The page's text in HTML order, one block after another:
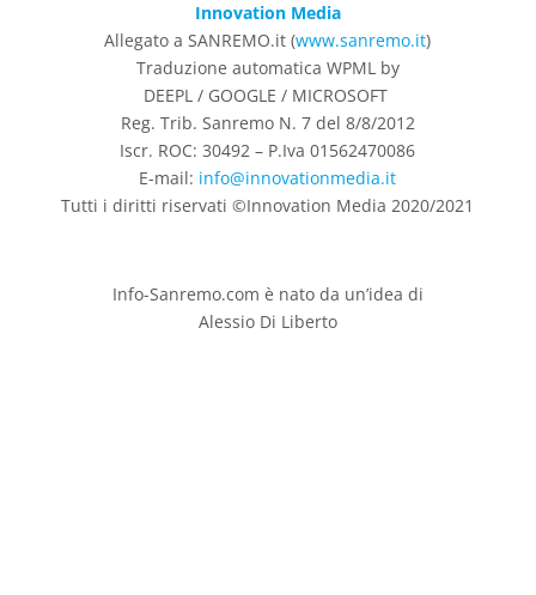
Innovation Media
Allegato a SANREMO.it (www.sanremo.it)
Traduzione automatica WPML by
DEEPL / GOOGLE / MICROSOFT
Reg. Trib. Sanremo N. 7 del 8/8/2012
Iscr. ROC: 30492 – P.Iva 01562470086
E-mail: info@innovationmedia.it
Tutti i diritti riservati ©Innovation Media 2020/2021
Info-Sanremo.com è nato da un’idea di
Alessio Di Liberto